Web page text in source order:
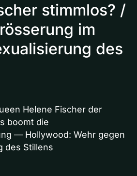
stimmlos? /
im
des
Helene Fischer der
boomt die
— Hollywood: Wehr gegen
des Stillens